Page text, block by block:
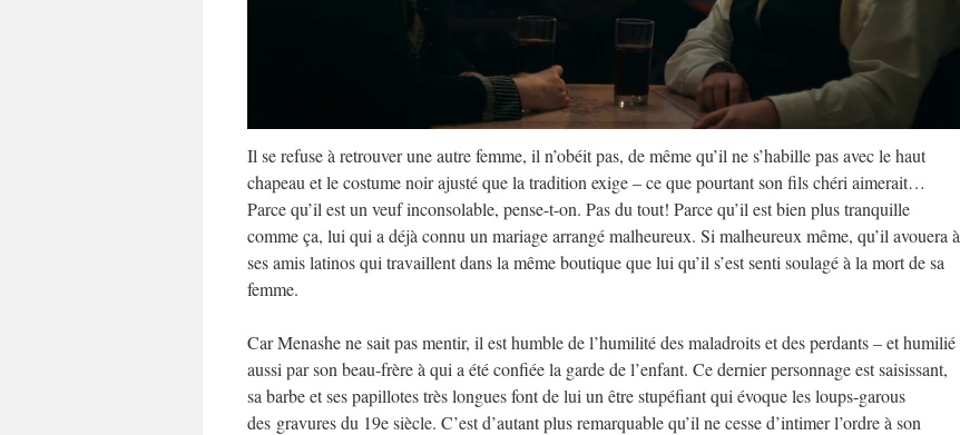
Il se refuse à retrouver une autre femme, il n’obéit pas, de même qu’il ne s’habille pas avec le haut
chapeau et le costume noir ajusté que la tradition exige – ce que pourtant son fils chéri aimerait…
Parce qu’il est un veuf inconsolable, pense-t-on. Pas du tout! Parce qu’il est bien plus tranquille
comme ça, lui qui a déjà connu un mariage arrangé malheureux. Si malheureux même, qu’il avouera à
ses amis latinos qui travaillent dans la même boutique que lui qu’il s’est senti soulagé à la mort de sa
femme.
Car Menashe ne sait pas mentir, il est humble de l’humilité des maladroits et des perdants – et humilié
aussi par son beau-frère à qui a été confiée la garde de l’enfant. Ce dernier personnage est saisissant,
sa barbe et ses papillotes très longues font de lui un être stupéfiant qui évoque les loups-garous
des gravures du 19e siècle. C’est d’autant plus remarquable qu’il ne cesse d’intimer l’ordre à son